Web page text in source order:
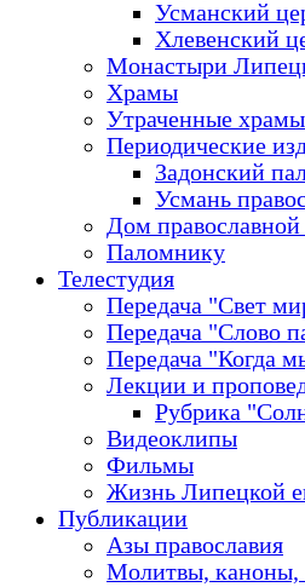
Усманский
Хлевенский
Монастыри
Храмы
Утраченные
Периодические
Задонский
Усмань
Дом
Паломнику
Телестудия
Передача "Свет
Передача "Слово
Передача "Когда
Лекции и
Рубрика
Видеоклипы
Фильмы
Жизнь Липецкой
Публикации
Азы православия
Молитвы, каноны,